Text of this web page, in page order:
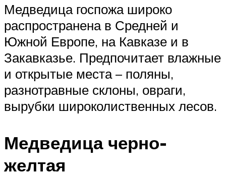
Медведица госпожа широко
распространена в Средней и
Южной Европе, на Кавказе и в
Закавказье. Предпочитает влажные
и открытые места – поляны,
разнотравные склоны, овраги,
вырубки широколиственных лесов.
Медведица черно-
желтая